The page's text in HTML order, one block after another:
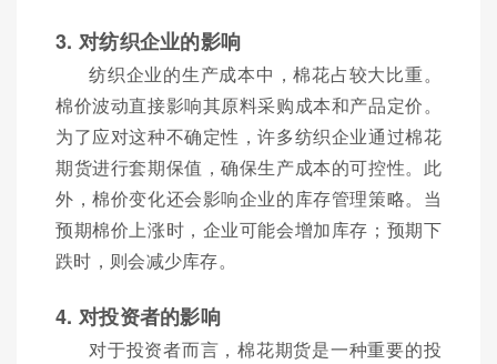
3. 对纺织企业的影响
纺织企业的生产成本中，棉花占较大比重。
棉价波动直接影响其原料采购成本和产品定价。
为了应对这种不确定性，许多纺织企业通过棉花
期货进行套期保值，确保生产成本的可控性。此
外，棉价变化还会影响企业的库存管理策略。当
预期棉价上涨时，企业可能会增加库存；预期下
跌时，则会减少库存。
4. 对投资者的影响
对于投资者而言，棉花期货是一种重要的投